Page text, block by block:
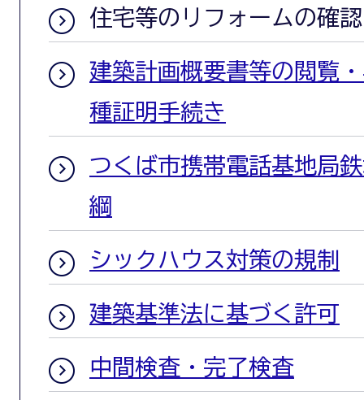
住宅等のリフォームの確
建築計画概要書等の閲覧
種証明手続き
つくば市携帯電話基地局
綱
シックハウス対策の規制
建築基準法に基づく許可
中間検査・完了検査